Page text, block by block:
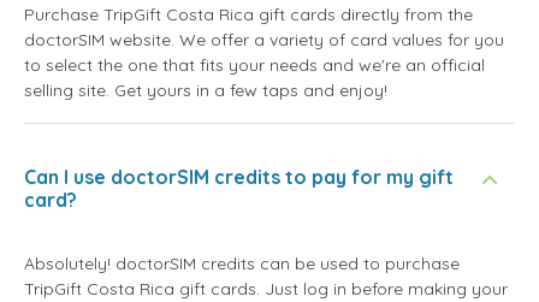
Purchase TripGift Costa Rica gift cards directly from the
doctorSIM website. We offer a variety of card values for you
to select the one that fits your needs and we're an official
selling site. Get yours in a few taps and enjoy!
Can I use doctorSIM credits to pay for my gift
card?
Absolutely! doctorSIM credits can be used to purchase
TripGift Costa Rica gift cards. Just log in before making your